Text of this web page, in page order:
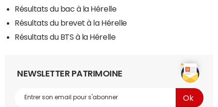
Résultats du bac à la Hérelle
Résultats du brevet à la Hérelle
Résultats du BTS à la Hérelle
NEWSLETTER PATRIMOINE